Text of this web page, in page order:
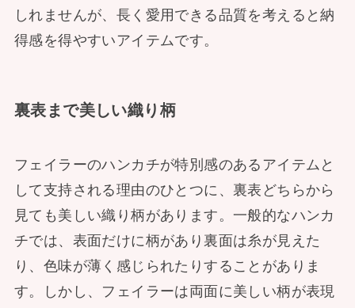
しれませんが、長く愛用できる品質を考えると納
得感を得やすいアイテムです。
裏表まで美しい織り柄
フェイラーのハンカチが特別感のあるアイテムと
して支持される理由のひとつに、裏表どちらから
見ても美しい織り柄があります。一般的なハンカ
チでは、表面だけに柄があり裏面は糸が見えた
り、色味が薄く感じられたりすることがありま
す。しかし、フェイラーは両面に美しい柄が表現